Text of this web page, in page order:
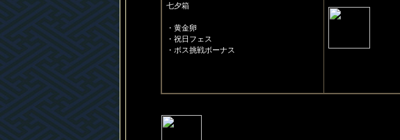
七夕箱
・黄金卵
・祝日フェス
・ボス挑戦ボーナス